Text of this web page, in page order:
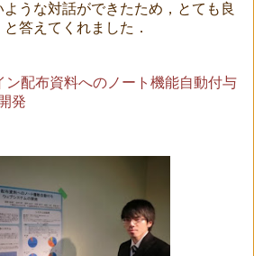
うな対話ができたため，とても良
と答えてくれました．
ン配布資料へのノート機能自動付与
発